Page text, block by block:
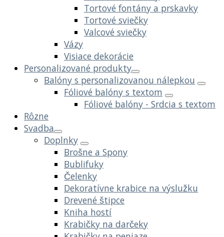
Tortové fontány a prskavky
Tortové sviečky
Valcové sviečky
Vázy
Visiace dekorácie
Personalizované produkty
Balóny s personalizovanou nálepkou
Fóliové balóny s textom
Fóliové balóny - Srdcia s textom
Rôzne
Svadba
Doplnky
Brošne a Spony
Bublifuky
Čelenky
Dekoratívne krabice na výslužku
Drevené štipce
Kniha hostí
Krabičky na darčeky